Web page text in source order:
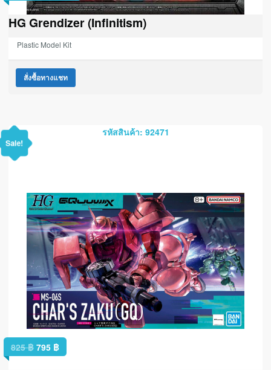
HG Grendizer (Infinitism)
Plastic Model Kit
สั่งซื้อทางแชท
รหัสสินค้า: 92471
Sale!
825฿ 795 ฿